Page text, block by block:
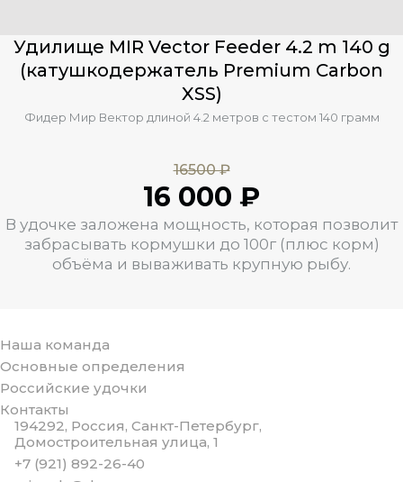
Удилище MIR Vector Feeder 4.2 m 140 g
(катушкодержатель Premium Carbon
XSS)
Фидер Мир Вектор длиной 4.2 метров с тестом 140 грамм
16500 ₽
16 000 ₽
В удочке заложена мощность, которая позволит
забрасывать кормушки до 100г (плюс корм)
объёма и вываживать крупную рыбу.
Наша команда
Основные определения
Российские удочки
Контакты
194292, Россия, Санкт-Петербург,
Домостроительная улица, 1
+7 (921) 892-26-40